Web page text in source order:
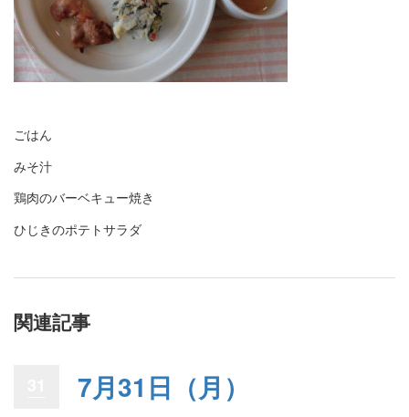
ごはん
みそ汁
鶏肉のバーベキュー焼き
ひじきのポテトサラダ
関連記事
7月31日（月）